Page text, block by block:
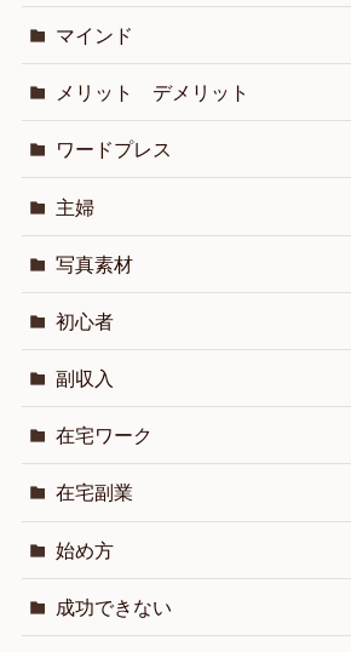
マインド
メリット デメリット
ワードプレス
主婦
写真素材
初心者
副収入
在宅ワーク
在宅副業
始め方
成功できない